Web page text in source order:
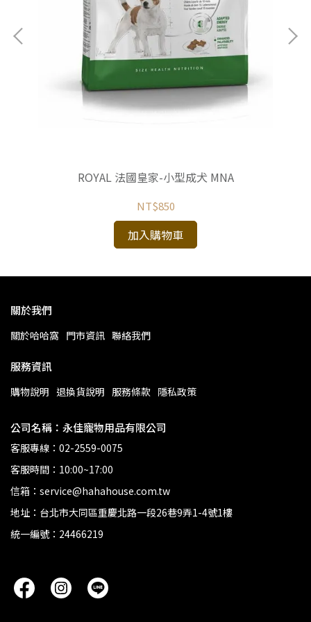
ROYAL 法國皇家-小型成犬 MNA
NT$850
加入購物車
關於我們
關於哈哈窩 門市資訊 聯絡我們
服務資訊
購物說明 退換貨說明 服務條款 隱私政策
公司名稱：永佳寵物用品有限公司
客服專線：02-2559-0075
客服時間：10:00~17:00
信箱：service@hahahouse.com.tw
地址：台北市大同區重慶北路一段26巷9弄1-4號1樓
統一編號：24466219